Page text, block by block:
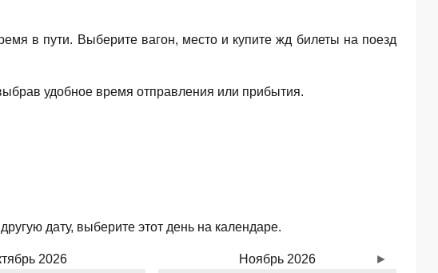
в пути. Выберите вагон, место и купите жд билеты на поезд
удобное время отправления или прибытия.
дату, выберите этот день на календаре.
2026
Ноябрь 2026
►